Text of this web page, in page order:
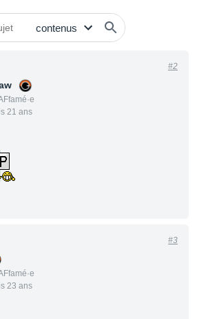
21 ans
#2
23 ans
#3